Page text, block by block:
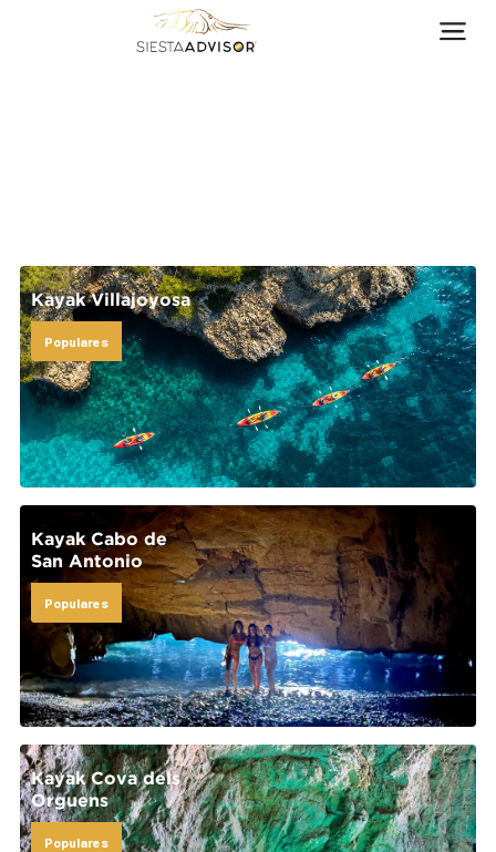
Kayak Villajoyosa
Populares
Kayak Cabo de
San Antonio
Populares
Kayak Cova dels
Orguens
Populares